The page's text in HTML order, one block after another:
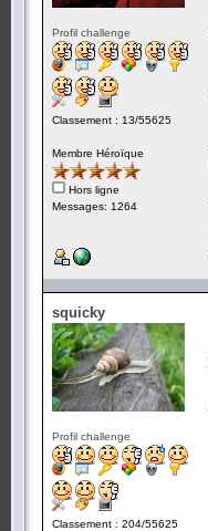
Profil challenge
Classement : 13/55625
Membre Héroïque
Hors ligne
Messages: 1264
squicky
Profil challenge
Classement : 204/55625